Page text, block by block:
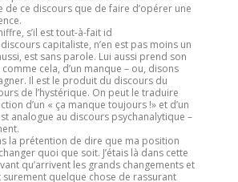
de ce discours que de faire d’opérer une
s’il est tout-à-fait id
capitaliste, n’en est pas moins un
est sans parole. Lui aussi prend son
cela, d’un manque – ou, disons
Il est le produit du discours du
de l’hystérique. On peut le traduire
d’un « ça manque toujours !» et d’un
analogue au discours psychanalytique –
la prétention de dire que ma position
quoi que soit. J’étais là dans cette
qu’arrivent les grands changements et
quelque chose de rassurant